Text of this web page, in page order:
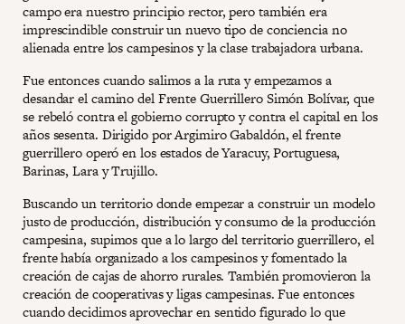
campo era nuestro principio rector, pero también era
imprescindible construir un nuevo tipo de conciencia no
alienada entre los campesinos y la clase trabajadora urbana.
Fue entonces cuando salimos a la ruta y empezamos a
desandar el camino del Frente Guerrillero Simón Bolívar, que
se rebeló contra el gobierno corrupto y contra el capital en los
años sesenta. Dirigido por Argimiro Gabaldón, el frente
guerrillero operó en los estados de Yaracuy, Portuguesa,
Barinas, Lara y Trujillo.
Buscando un territorio donde empezar a construir un modelo
justo de producción, distribución y consumo de la producción
campesina, supimos que a lo largo del territorio guerrillero, el
frente había organizado a los campesinos y fomentado la
creación de cajas de ahorro rurales. También promovieron la
creación de cooperativas y ligas campesinas. Fue entonces
cuando decidimos aprovechar en sentido figurado lo que